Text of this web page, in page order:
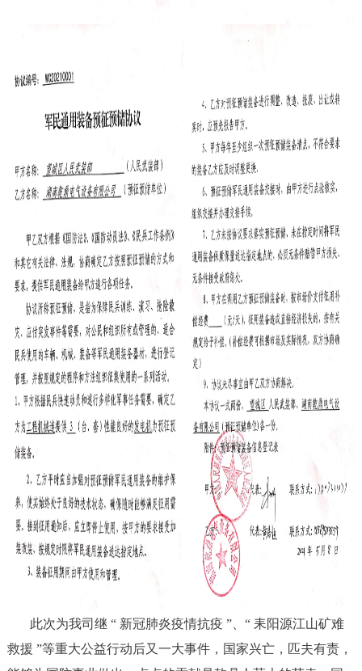
此次为我司继 “ 新冠肺炎疫情抗疫 ”、“ 耒阳源江山矿难
救援 ”等重大公益行动后又一大事件，国家兴亡，匹夫有责，